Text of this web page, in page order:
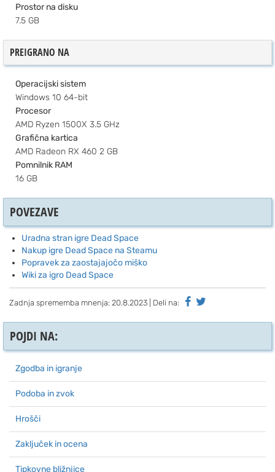
Prostor na disku
7.5 GB
PREIGRANO NA
Operacijski sistem
Windows 10 64-bit
Procesor
AMD Ryzen 1500X 3.5 GHz
Grafična kartica
AMD Radeon RX 460 2 GB
Pomnilnik RAM
16 GB
POVEZAVE
Uradna stran igre Dead Space
Nakup igre Dead Space na Steamu
Popravek za zaostajajočo miško
Wiki za igro Dead Space
Zadnja sprememba mnenja: 20.8.2023 | Deli na:
POJDI NA:
Zgodba in igranje
Podoba in zvok
Hrošči
Zaključek in ocena
Tipkovne bližnjice